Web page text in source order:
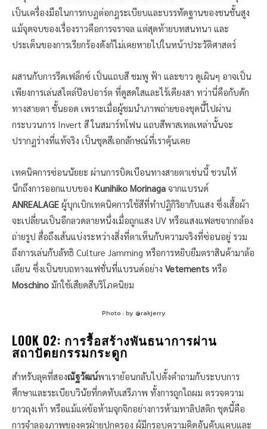
เป็นเครื่องมือในการกบฏต่อกฎระเบียบและบรรทัดฐานของชนชั้นสูง
แม้จุดจบของเรื่องราวคือการจราจล แต่สุดท้ายบทสนทนา และ
ประเด็นของการเรียกร้องดังก้ไม่เคยหายไปในหน้าประวัติศาสตร์
ผสานกับการรีดเฟล็กซ์ เป็นแถบสี ชมพู ฟ้า และขาว ดูเผินๆ อาจเป็น
เพียงการเล่นสไตล์ป๊อปอาร์ต ที่ดูสดใสและไร้เดียงสา ทว่านี่คือกับดัก
ทางสายตา ชั้นยอด เพราะเมื่อผู้ชมนำภาพถ่ายของชุดนี้ไปผ่าน
กระบวนการ Invert สี ในสมาร์ทโฟน แถบสีพาสเทลเหล่านั้นจะ
ปรากฏร่างที่แท้จริง เป็นชุดสีเอกลักษณ์ที่เราคุ้นเคย
เทคนิคการซ่อนนัยยะ ผ่านการบิดเบือนทางสายตาเช่นนี้ ชวนให้
นึกถึงการออกแบบของ Kunihiko Morinaga จากแบรนด์
ANREALAGE ผู้บุกเบิกเทคนิคการใช้สีที่ทำปฏิกิริยากับแสง ซึ่งเสื้อผ้า
จะเปลี่ยนเป็นอีกลวดลายหนึ่งเมื่อถูกแสง UV หรือแสงแฟลชจากกล้อง
ถ่ายรูป สื่อถึงเส้นแบ่งระหว่างสิ่งที่ตาเห็นกับความจริงที่ซ่อนอยู่ รวม
ถึงการเล่นกับลัทธิ Culture Jamming หรือการหยิบยืมตราสินค้ามาล้อ
เลียน ซึ่งเป็นขบถทางแฟชั่นที่แบรนด์อย่าง Vetements หรือ
Moschino มักใช้เสียดสีบริโภคนิยม
Photo : by @rakjerry
LOOK 02: การรื้อสร้างพันธนาการผ่าน
สถาปัตยกรรมกระดูก
สำหรับลุคที่สองณัฐวัฒน์พาเราย้อนกลับไปตั้งคำถามกับระบบการ
ศึกษาและระเบียบวินัยที่กดทับเสรีภาพ ทั้งการถูกไถผม ตรวจความ
ยาวถุงเท้า หรือแม้แต่ข้อห้ามจุกจิกอย่างการห้ามทาลิปสติก ชุดนี้คือ
การจำลองภาพของครูฝ่ายปกครอง ผู้มีกรอบความคิดอันคับแคบและ